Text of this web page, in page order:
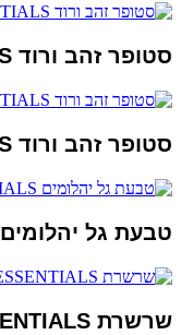
סטופר זהב ורוד ESSENTIALS גדול
סטופר זהב ורוד ESSENTIALS קטן
טבעת גל יהלומים ESSENTIALS
שרשרת ESSENTIALS זהב ורוד